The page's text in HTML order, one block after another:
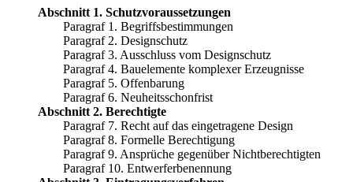
Abschnitt 1. Schutzvoraussetzungen
Paragraf 1. Begriffsbestimmungen
Paragraf 2. Designschutz
Paragraf 3. Ausschluss vom Designschutz
Paragraf 4. Bauelemente komplexer Erzeugnisse
Paragraf 5. Offenbarung
Paragraf 6. Neuheitsschonfrist
Abschnitt 2. Berechtigte
Paragraf 7. Recht auf das eingetragene Design
Paragraf 8. Formelle Berechtigung
Paragraf 9. Ansprüche gegenüber Nichtberechtigten
Paragraf 10. Entwerferbenennung